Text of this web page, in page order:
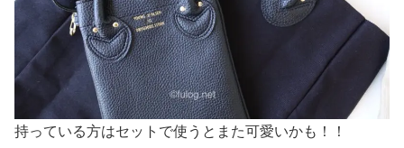
持っている方はセットで使うとまた可愛いかも！！